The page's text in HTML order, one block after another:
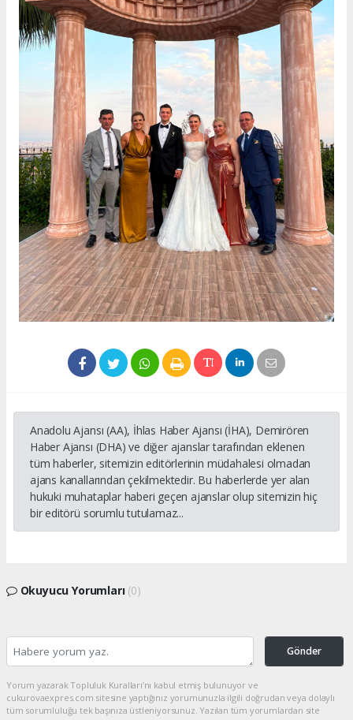
Anadolu Ajansı (AA), İhlas Haber Ajansı (İHA), Demirören
Haber Ajansı (DHA) ve diğer ajanslar tarafından eklenen
tüm haberler, sitemizin editörlerinin müdahalesi olmadan
ajans kanallarından çekilmektedir. Bu haberlerde yer alan
hukuki muhataplar haberi geçen ajanslar olup sitemizin hiç
bir editörü sorumlu tutulamaz...
Okuyucu Yorumları (0)
Gönder
Yorum yazarak Topluluk Kuralları’nı kabul etmiş bulunuyor ve
cukurovaexpres.com sitesine yaptığınız yorumunuzla ilgili doğrudan veya dolaylı
tüm sorumluluğu tek başınıza üstleniyorsunuz. Yazılan tüm yorumlardan site